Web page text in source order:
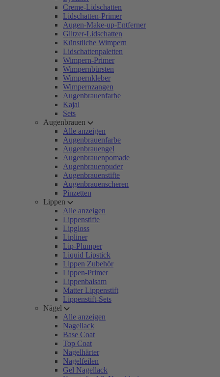
Creme-Lidschatten
Lidschatten-Primer
Augen-Make-up-Entferner
Glitzer-Lidschatten
Künstliche Wimpern
Lidschattenpaletten
Wimpern-Primer
Wimpernbürsten
Wimpernkleber
Wimpernzangen
Augenbrauenfarbe
Kajal
Sets
Augenbrauen
Alle anzeigen
Augenbrauenfarbe
Augenbrauengel
Augenbrauenpomade
Augenbrauenpuder
Augenbrauenstifte
Augenbrauenscheren
Pinzetten
Lippen
Alle anzeigen
Lippenstifte
Lipgloss
Lipliner
Lip-Plumper
Liquid Lipstick
Lippen Zubehör
Lippen-Primer
Lippenbalsam
Matter Lippenstift
Lippenstift-Sets
Nägel
Alle anzeigen
Nagellack
Base Coat
Top Coat
Nagelhärter
Nagelfeilen
Gel Nagellack